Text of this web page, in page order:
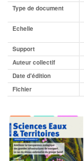
Type de document
Echelle
Support
Auteur collectif
Date d'édition
Fichier